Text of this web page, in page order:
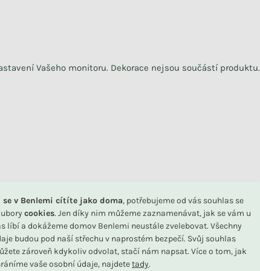
se v Benlemi cítíte jako doma, potřebujeme od vás souhlas se
cookies. Jen díky nim můžeme zaznamenávat, jak se vám u
líbí a dokážeme domov Benlemi neustále zvelebovat. Všechny
budou pod naší střechu v naprostém bezpečí. Svůj souhlas
zároveň kdykoliv odvolat, stačí nám napsat. Více o tom, jak
vaše osobní údaje, najdetetady.
Vašeho monitoru. Dekorace nejsou součástí produktu.
Související produkty